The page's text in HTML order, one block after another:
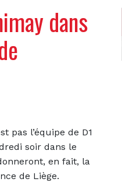
dans
pas l’équipe de D1
soir dans le
en fait, la
de Liège.